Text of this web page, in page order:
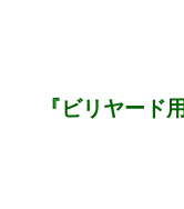
『ビリヤード